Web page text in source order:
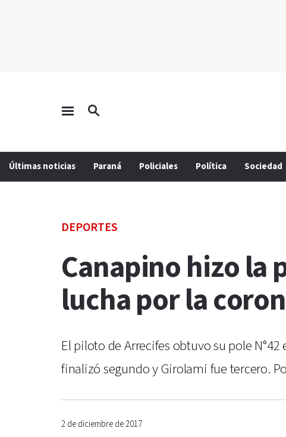
Últimas noticias Paraná Policiales Política Sociedad
DEPORTES
Canapino hizo la
lucha por la
El piloto de Arrecifes obtuvo su pole
finalizó segundo y Girolami fue tercero.
2 de diciembre de 2017